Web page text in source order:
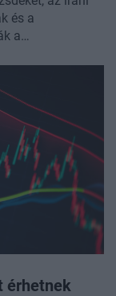
és a
a
a hazai
és a forint
melyek a
amely szinte
listáján.
érhetnek